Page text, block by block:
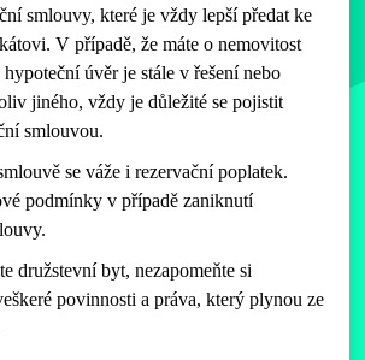
smlouvy, které je vždy lepší předat ke
V případě, že máte o nemovitost
hypoteční úvěr je stále v řešení nebo
jiného, vždy je důležité se pojistit
smlouvou.
se váže i rezervační poplatek.
podmínky v případě zaniknutí
družstevní byt, nezapomeňte si
povinnosti a práva, který plynou ze